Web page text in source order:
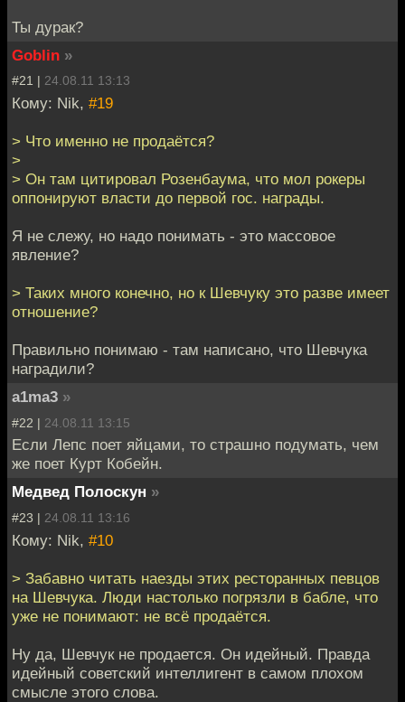
Ты дурак?
Goblin »
#21 | 24.08.11 13:13
Кому: Nik, #19
> Что именно не продаётся?
>
> Он там цитировал Розенбаума, что мол рокеры
оппонируют власти до первой гос. награды.
Я не слежу, но надо понимать - это массовое
явление?
> Таких много конечно, но к Шевчуку это разве имеет
отношение?
Правильно понимаю - там написано, что Шевчука
наградили?
a1ma3 »
#22 | 24.08.11 13:15
Если Лепс поет яйцами, то страшно подумать, чем
же поет Курт Кобейн.
Медвед Полоскун »
#23 | 24.08.11 13:16
Кому: Nik, #10
> Забавно читать наезды этих ресторанных певцов
на Шевчука. Люди настолько погрязли в бабле, что
уже не понимают: не всё продаётся.
Ну да, Шевчук не продается. Он идейный. Правда
идейный советский интеллигент в самом плохом
смысле этого слова.